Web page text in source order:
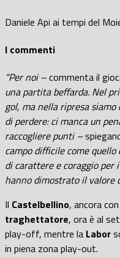
Daniele Api ai tempi del
I commenti
“Per noi –commenta il
una partita beffarda. Nel
gol, ma nella ripresa
di perdere: ci manca un
raccogliere punti –
campo difficile come
di carattere e coraggio per
hanno dimostrato il valore
Il Castelbellino, ancora con
traghettatore, ora è al
play-off, mentre la Labor
in piena zona play-out.